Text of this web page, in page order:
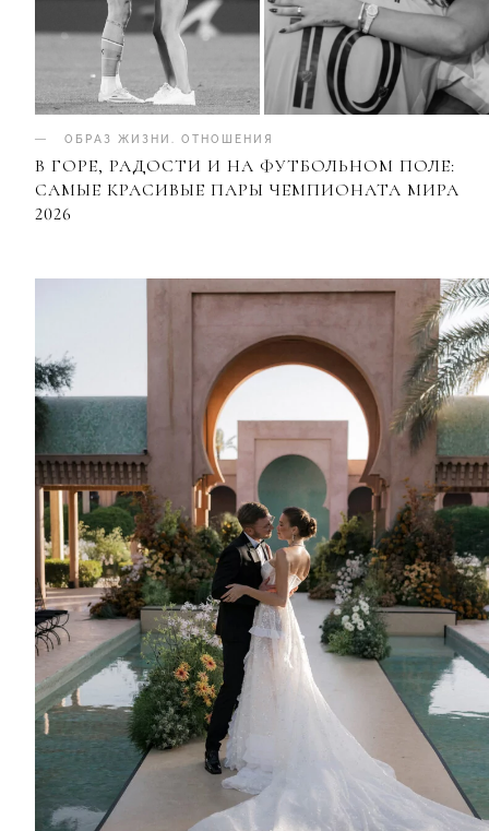
ОБРАЗ ЖИЗНИ ОТНОШЕНИЯ
В ГОРЕ, РАДОСТИ И НА ФУТБОЛЬНОМ ПОЛЕ:
САМЫЕ КРАСИВЫЕ ПАРЫ ЧЕМПИОНАТА МИРА
2026